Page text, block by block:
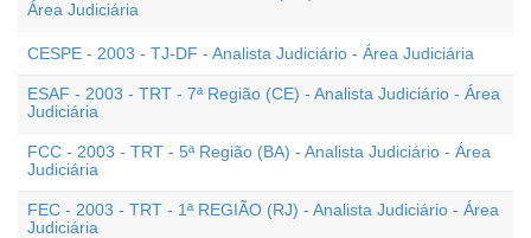
Área Judiciária
CESPE - 2003 - TJ-DF - Analista Judiciário - Área Judiciária
ESAF - 2003 - TRT - 7ª Região (CE) - Analista Judiciário - Área
Judiciária
FCC - 2003 - TRT - 5ª Região (BA) - Analista Judiciário - Área
Judiciária
FEC - 2003 - TRT - 1ª REGIÃO (RJ) - Analista Judiciário - Área
Judiciária